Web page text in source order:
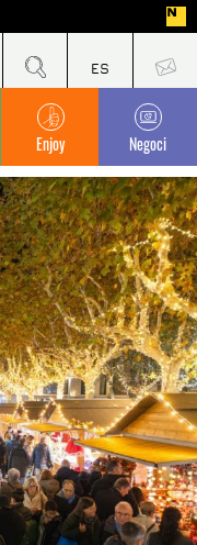
Enjoy Negoci